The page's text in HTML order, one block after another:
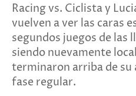
Racing vs. Ciclista y
vuelven a ver las caras
segundos juegos de las
siendo nuevamente
terminaron arriba de
fase regular.